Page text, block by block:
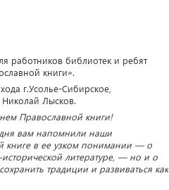
работников библиотек и ребят
книги».
г.Усолье-Сибирское,
Николай Лысков.
Православной книги!
вам напомнили наши
книге в ее узком понимании — о
литературе, — но и о
традиции и развиваться как